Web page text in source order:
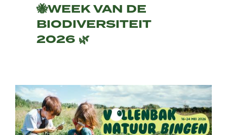
🐝WEEK VAN DE
BIODIVERSITEIT
2026 🌿
Afbeelding